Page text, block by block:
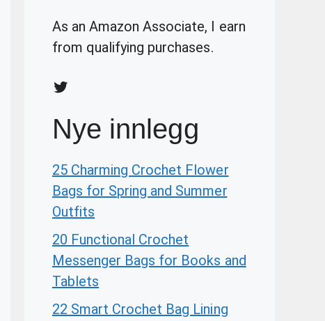
As an Amazon Associate, I earn
from qualifying purchases.
Twitter
Nye innlegg
25 Charming Crochet Flower
Bags for Spring and Summer
Outfits
20 Functional Crochet
Messenger Bags for Books and
Tablets
22 Smart Crochet Bag Lining